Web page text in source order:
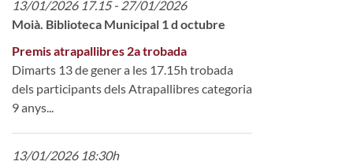
13/01/2026 17.15 - 27/01/2026
Moià. Biblioteca Municipal 1 d octubre
Premis atrapallibres 2a trobada
Dimarts 13 de gener a les 17.15h trobada
dels participants dels Atrapallibres categoria
9 anys...
13/01/2026 18:30h